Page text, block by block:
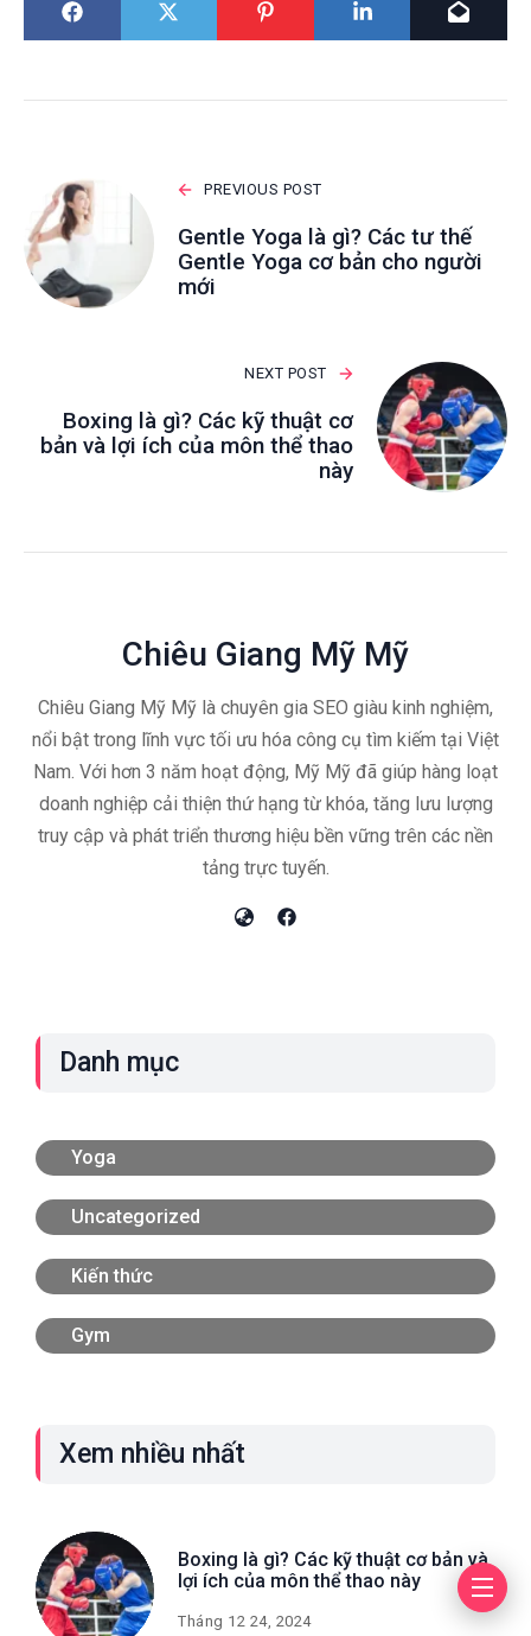
PREVIOUS POST
Gentle Yoga là gì? Các tư thế
Gentle Yoga cơ bản cho người
mới
NEXT POST
Boxing là gì? Các kỹ thuật cơ
bản và lợi ích của môn thể thao
này
Chiêu Giang Mỹ Mỹ
Chiêu Giang Mỹ Mỹ là chuyên gia SEO giàu kinh nghiệm,
nổi bật trong lĩnh vực tối ưu hóa công cụ tìm kiếm tại Việt
Nam. Với hơn 3 năm hoạt động, Mỹ Mỹ đã giúp hàng loạt
doanh nghiệp cải thiện thứ hạng từ khóa, tăng lưu lượng
truy cập và phát triển thương hiệu bền vững trên các nền
tảng trực tuyến.
Danh mục
Yoga
Uncategorized
Kiến thức
Gym
Xem nhiều nhất
Boxing là gì? Các kỹ thuật cơ bản và
lợi ích của môn thể thao này
Tháng 12 24, 2024